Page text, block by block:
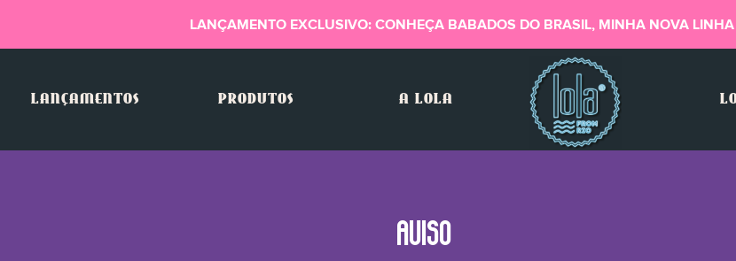
LANÇAMENTO EXCLUSIVO: CONHEÇA BABADOS DO BRASIL, MINHA NOVA LINHA
LANÇAMENTOS PRODUTOS A LOLA